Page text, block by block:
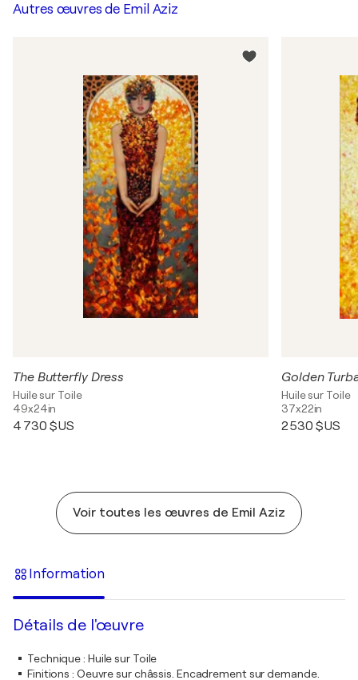
Autres œuvres de Emil Aziz
The Butterfly Dress
Huile sur Toile
49x24in
4 730 $US
Golden
Huile sur Toile
37x22in
2 530 $US
Voir toutes les œuvres de Emil Aziz
Information
Détails de l'œuvre
Technique: Huile sur Toile
Finitions : Oeuvre sur châssis. Encadrement sur demande.